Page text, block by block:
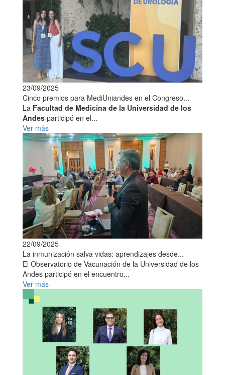
23/09/2025
Cinco premios para MediUniandes en el Congreso...
La Facultad de Medicina de la Universidad de los
Andes participó en el...
Ver más
22/09/2025
La inmunización salva vidas: aprendizajes desde...
El Observatorio de Vacunación de la Universidad de los
Andes participó en el encuentro...
Ver más